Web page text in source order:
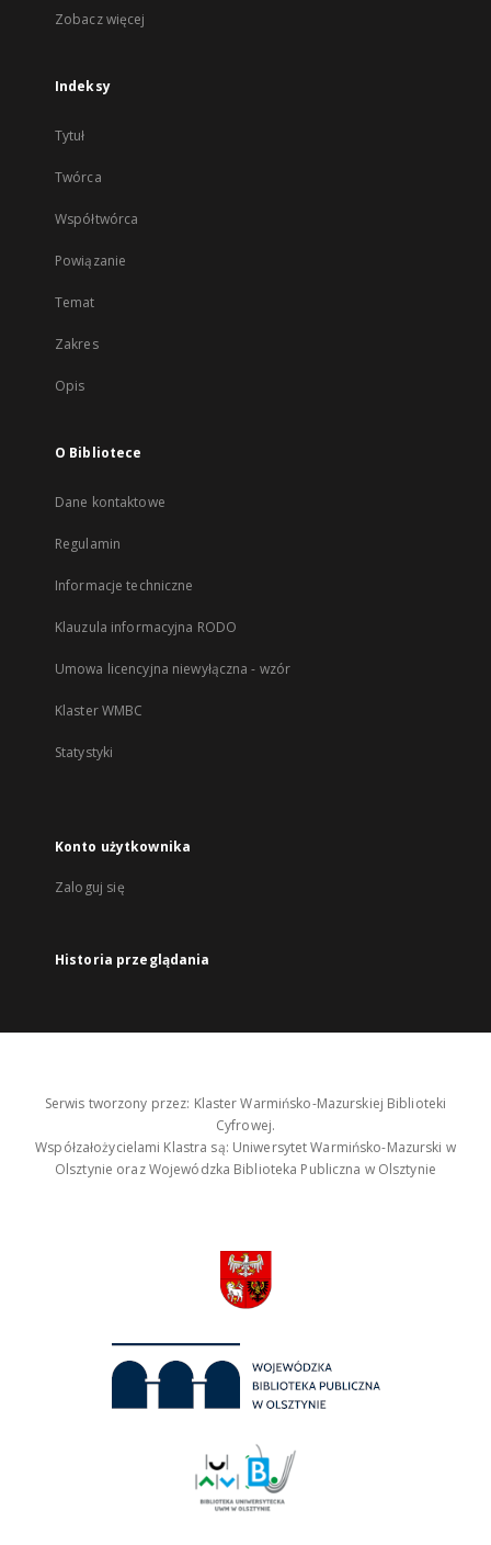
Zobacz więcej
Indeksy
Tytuł
Twórca
Współtwórca
Powiązanie
Temat
Zakres
Opis
O Bibliotece
Dane kontaktowe
Regulamin
Informacje techniczne
Klauzula informacyjna RODO
Umowa licencyjna niewyłączna - wzór
Klaster WMBC
Statystyki
Konto użytkownika
Zaloguj się
Historia przeglądania
Serwis tworzony przez: Klaster Warmińsko-Mazurskiej Biblioteki
Cyfrowej.
Współzałożycielami Klastra są: Uniwersytet Warmińsko-Mazurski w
Olsztynie oraz Wojewódzka Biblioteka Publiczna w Olsztynie